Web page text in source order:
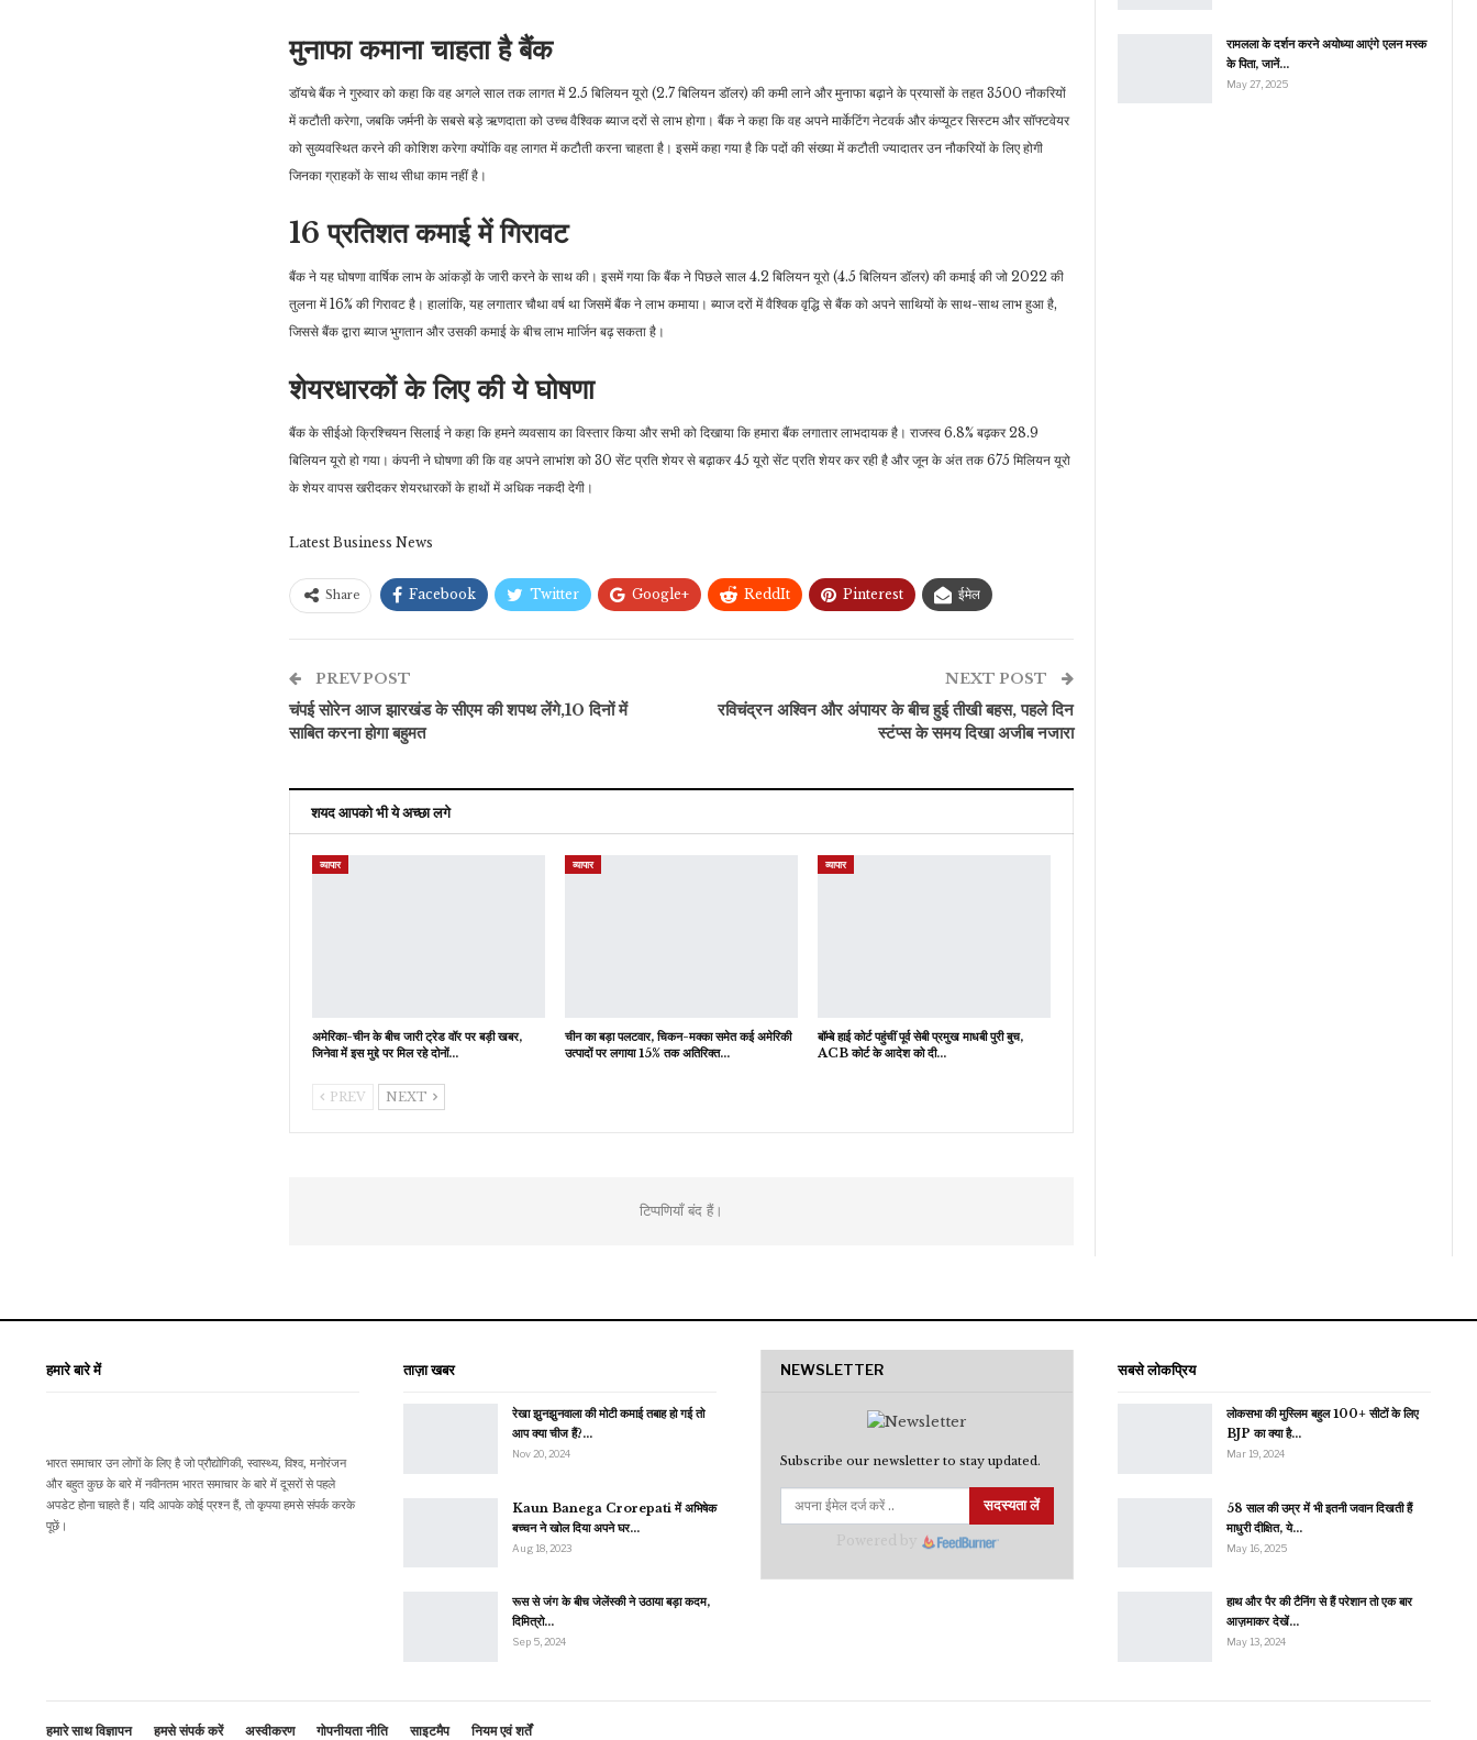
मुनाफा कमाना चाहता है बैंक
डॉयचे बैंक ने गुरुवार को कहा कि वह अगले साल तक लागत में 2.5 बिलियन यूरो (2.7 बिलियन डॉलर) की कमी लाने और मुनाफा बढ़ाने के प्रयासों के तहत 3500 नौकरियों
में कटौती करेगा, जबकि जर्मनी के सबसे बड़े ऋणदाता को उच्च वैश्विक ब्याज दरों से लाभ होगा। बैंक ने कहा कि वह अपने मार्केटिंग नेटवर्क और कंप्यूटर सिस्टम और सॉफ्टवेयर
को सुव्यवस्थित करने की कोशिश करेगा क्योंकि वह लागत में कटौती करना चाहता है। इसमें कहा गया है कि पदों की संख्या में कटौती ज्यादातर उन नौकरियों के लिए होगी
जिनका ग्राहकों के साथ सीधा काम नहीं है।
16 प्रतिशत कमाई में गिरावट
बैंक ने यह घोषणा वार्षिक लाभ के आंकड़ों के जारी करने के साथ की। इसमें गया कि बैंक ने पिछले साल 4.2 बिलियन यूरो (4.5 बिलियन डॉलर) की कमाई की जो 2022 की
तुलना में 16% की गिरावट है। हालांकि, यह लगातार चौथा वर्ष था जिसमें बैंक ने लाभ कमाया। ब्याज दरों में वैश्विक वृद्धि से बैंक को अपने साथियों के साथ-साथ लाभ हुआ है,
जिससे बैंक द्वारा ब्याज भुगतान और उसकी कमाई के बीच लाभ मार्जिन बढ़ सकता है।
शेयरधारकों के लिए की ये घोषणा
बैंक के सीईओ क्रिश्चियन सिलाई ने कहा कि हमने व्यवसाय का विस्तार किया और सभी को दिखाया कि हमारा बैंक लगातार लाभदायक है। राजस्व 6.8% बढ़कर 28.9
बिलियन यूरो हो गया। कंपनी ने घोषणा की कि वह अपने लाभांश को 30 सेंट प्रति शेयर से बढ़ाकर 45 यूरो सेंट प्रति शेयर कर रही है और जून के अंत तक 675 मिलियन यूरो
के शेयर वापस खरीदकर शेयरधारकों के हाथों में अधिक नकदी देगी।
Latest Business News
Share Facebook Twitter Google+ ReddIt Pinterest ईमेल
PREV POST
चंपई सोरेन आज झारखंड के सीएम की शपथ लेंगे,10 दिनों में
साबित करना होगा बहुमत
NEXT POST
रविचंद्रन अश्विन और अंपायर के बीच हुई तीखी बहस, पहले दिन
स्टंप्स के समय दिखा अजीब नजारा
शयद आपको भी ये अच्छा लगे
व्यापार
अमेरिका-चीन के बीच जारी ट्रेड वॉर पर बड़ी खबर,
जिनेवा में इस मुद्दे पर मिल रहे दोनों…
व्यापार
चीन का बड़ा पलटवार, चिकन-मक्का समेत कई अमेरिकी
उत्पादों पर लगाया 15% तक अतिरिक्त…
व्यापार
बॉम्बे हाई कोर्ट पहुंचीं पूर्व सेबी प्रमुख माधबी पुरी बुच,
ACB कोर्ट के आदेश को दी…
PREV NEXT
टिप्पणियाँ बंद हैं।
रामलला के दर्शन करने अयोध्या आएंगे एलन मस्क
के पिता, जानें…
May 27, 2025
हमारे बारे में
भारत समाचार उन लोगों के लिए है जो प्रौद्योगिकी, स्वास्थ्य, विश्व, मनोरंजन
और बहुत कुछ के बारे में नवीनतम भारत समाचार के बारे में दूसरों से पहले
अपडेट होना चाहते हैं। यदि आपके कोई प्रश्न हैं, तो कृपया हमसे संपर्क करके
पूछें।
ताज़ा खबर
रेखा झुनझुनवाला की मोटी कमाई तबाह हो गई तो
आप क्या चीज हैं?…
Nov 20, 2024
Kaun Banega Crorepati में अभिषेक
बच्चन ने खोल दिया अपने घर…
Aug 18, 2023
रूस से जंग के बीच जेलेंस्की ने उठाया बड़ा कदम,
दिमित्रो…
Sep 5, 2024
NEWSLETTER
Subscribe our newsletter to stay updated.
सदस्यता लें
सबसे लोकप्रिय
लोकसभा की मुस्लिम बहुल 100+ सीटों के लिए
BJP का क्या है…
Mar 19, 2024
58 साल की उम्र में भी इतनी जवान दिखती हैं
माधुरी दीक्षित, ये…
May 16, 2025
हाथ और पैर की टैनिंग से हैं परेशान तो एक बार
आज़माकर देखें…
May 13, 2024
हमारे साथ विज्ञापन हमसे संपर्क करें अस्वीकरण गोपनीयता नीति साइटमैप नियम एवं शर्तें